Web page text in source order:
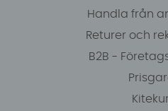
Handla från
Returer och
B2B -